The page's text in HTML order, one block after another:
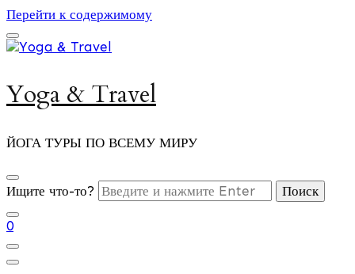
Перейти к содержимому
Yoga & Travel
ЙОГА ТУРЫ ПО ВСЕМУ МИРУ
Ищите что-то?
0